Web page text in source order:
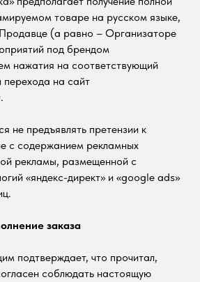
товаре на русском языке,
(а равно – Организаторе
под брендом
нажатия на соответствующий
на сайт
не предъявлять претензии к
с содержанием рекламных
рекламы, размещенной с
«яндекс-директ» и «google ads»
заказа
подтверждает, что прочитал,
соблюдать настоящую